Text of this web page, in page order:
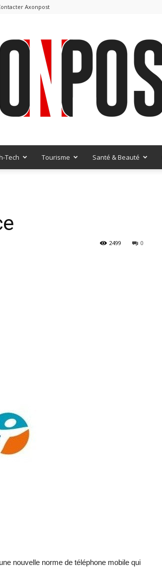
Axonpost
Tech Tourisme Santé & Beauté
0
2499
nouvelle norme de téléphone mobile qui